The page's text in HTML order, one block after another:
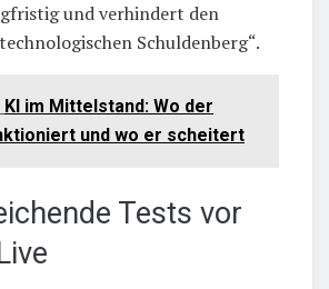
und verhindert den
Schuldenberg“.
KI im Mittelstand: Wo der
und wo er scheitert
Tests vor